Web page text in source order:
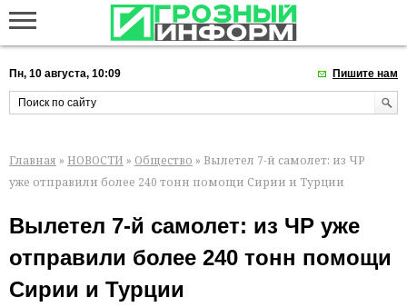
Пн, 10 августа, 10:09 Пишите нам
Главная » НОВОСТИ » Общество » Вылетел 7-й самолет: из ЧР
уже отправили более 240 тонн помощи Сирии и Турции
Вылетел 7-й самолет: из ЧР уже
отправили более 240 тонн помощи
Сирии и Турции